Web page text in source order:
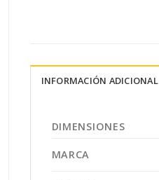
INFORMACIÓN ADICIONAL
DIMENSIONES
MARCA